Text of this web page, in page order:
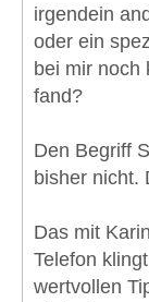
irgendein
oder ein
bei mir noch
fand?
Den Begriff
bisher nicht.
Das mit
Telefon
wertvollen